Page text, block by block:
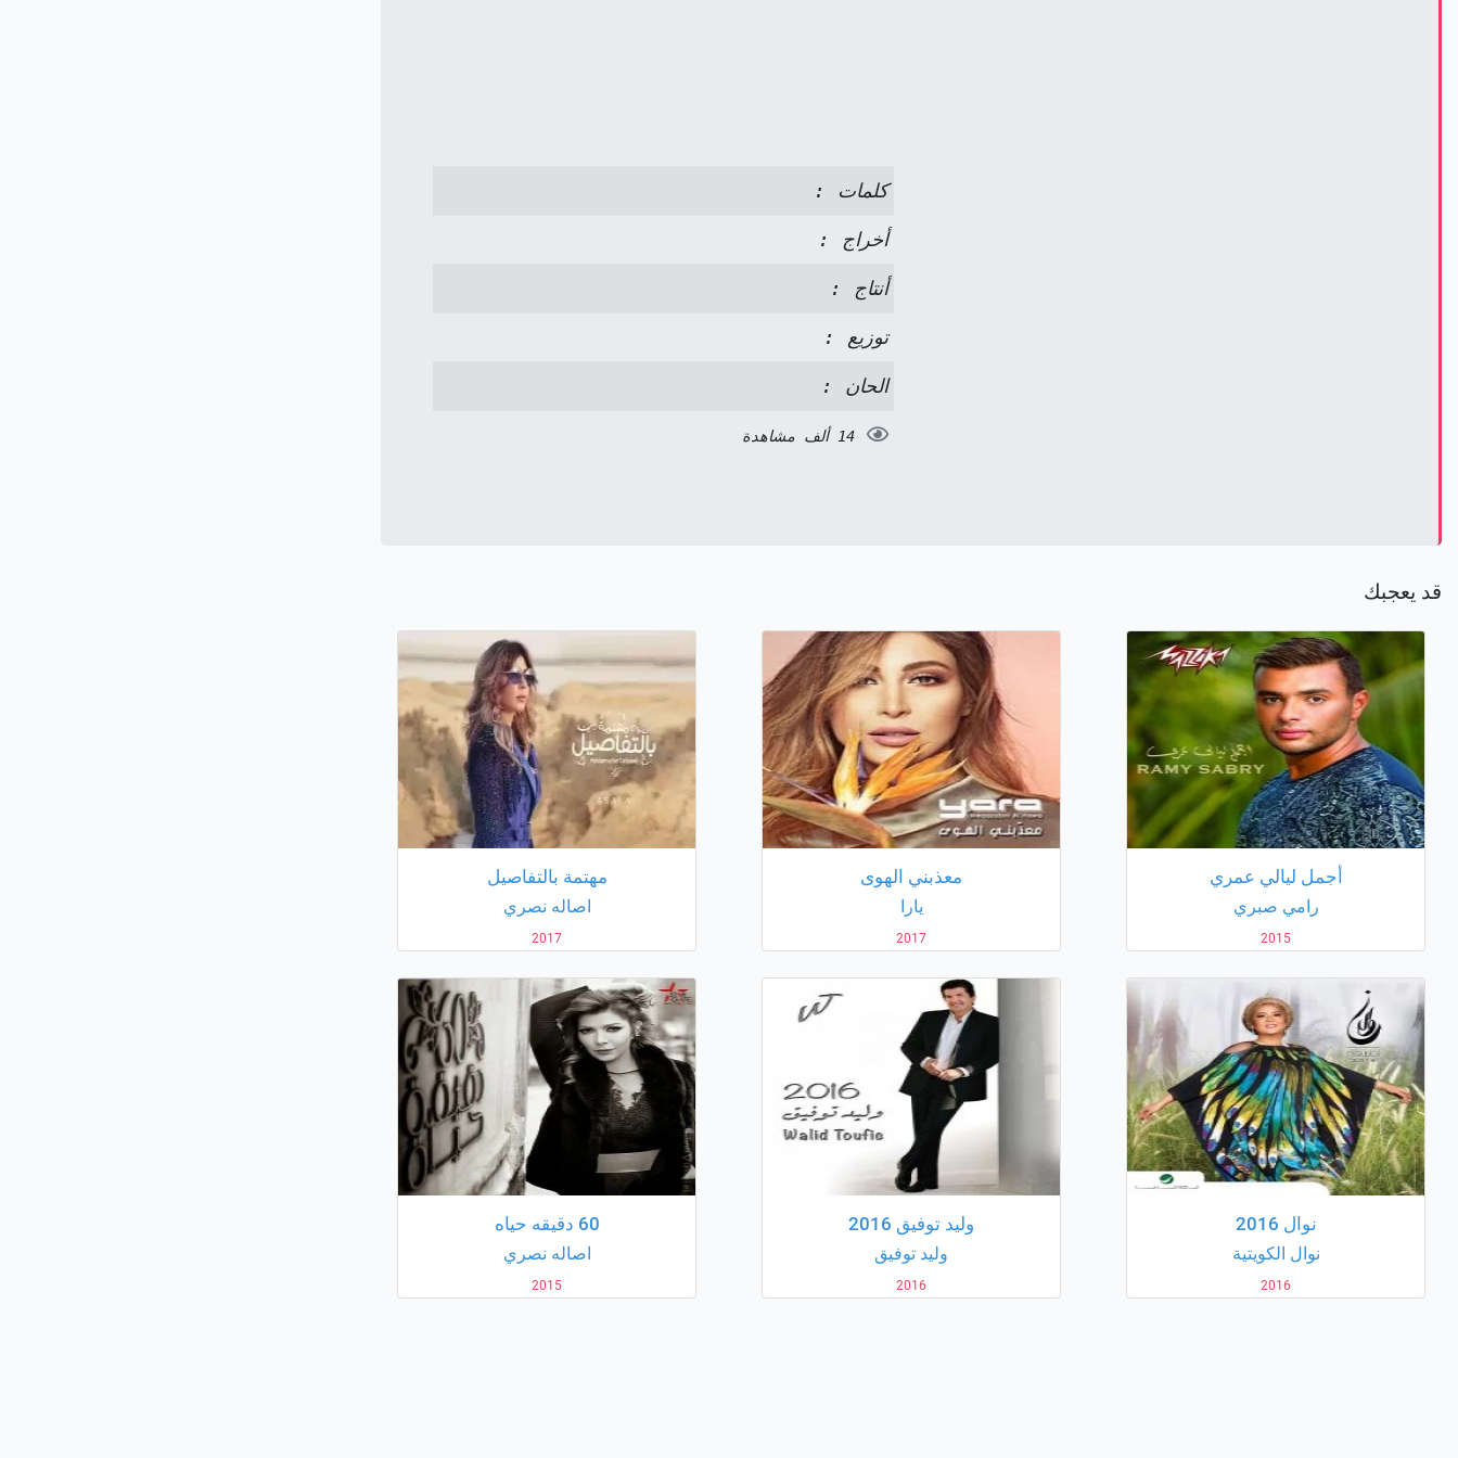
كلمات :
أخراج :
أنتاج :
توزيع :
الحان :
14 ألف مشاهدة
قد يعجبك
أجمل ليالي عمري
رامي صبري
2015
معذبني الهوى
يارا
2017
مهتمة بالتفاصيل
اصاله نصري
2017
نوال 2016
نوال الكويتية
2016
وليد توفيق 2016
وليد توفيق
2016
60 دقيقه حياه
اصاله نصري
2015